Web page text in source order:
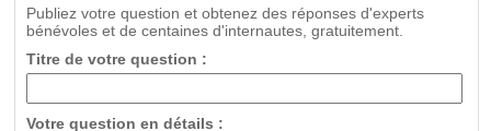
Publiez votre question et obtenez des réponses d'experts
bénévoles et de centaines d'internautes, gratuitement.
Titre de votre question :
Votre question en détails :